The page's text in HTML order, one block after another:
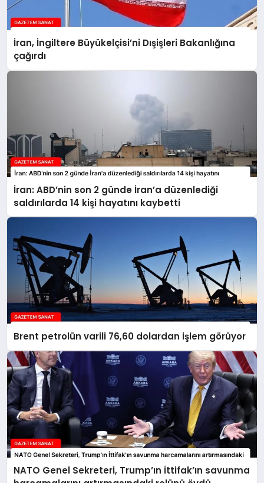
İran, İngiltere Büyükelçisi’ni Dışişleri Bakanlığına
çağırdı
İran: ABD’nin son 2 günde İran’a düzenlediği
saldırılarda 14 kişi hayatını kaybetti
Brent petrolün varili 76,60 dolardan işlem görüyor
NATO Genel Sekreteri, Trump’ın İttifak’ın savunma